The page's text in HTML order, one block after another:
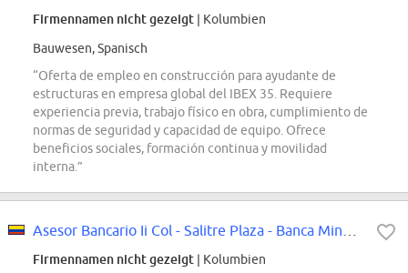
Firmennamen nicht gezeigt | Kolumbien
Bauwesen, Spanisch
“Oferta de empleo en construcción para ayudante de
estructuras en empresa global del IBEX 35. Requiere
experiencia previa, trabajo físico en obra, cumplimiento de
normas de seguridad y capacidad de equipo. Ofrece
beneficios sociales, formación continua y movilidad
interna.”
Firmennamen nicht gezeigt | Kolumbien